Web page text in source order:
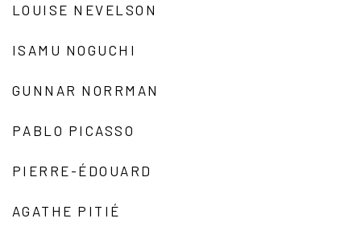
LOUISE NEVELSON
ISAMU NOGUCHI
GUNNAR NORRMAN
PABLO PICASSO
PIERRE-ÉDOUARD
AGATHE PITIÉ